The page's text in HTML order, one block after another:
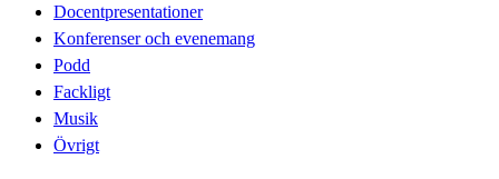
Docentpresentationer
Konferenser och evenemang
Podd
Fackligt
Musik
Övrigt